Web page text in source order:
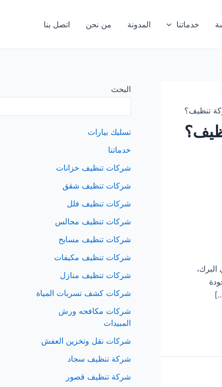
خدماتنا المدونة من نحن اتصل بنا
تنظيف؟
في البرك،
البحث
تسليك بيارات
خدماتنا
شركات تنظيف خزانات
شركات تنظيف شقق
شركات تنظيف فلل
شركات تنظيف مجالس
شركات تنظيف مسابح
شركات تنظيف مكيفات
شركات تنظيف منازل
شركات كشف تسربات المياة
شركات مكافحه ورش
المبيدات
شركات نقل وتخزين العفش
شركة تنظيف سجاد
شركة تنظيف قصور